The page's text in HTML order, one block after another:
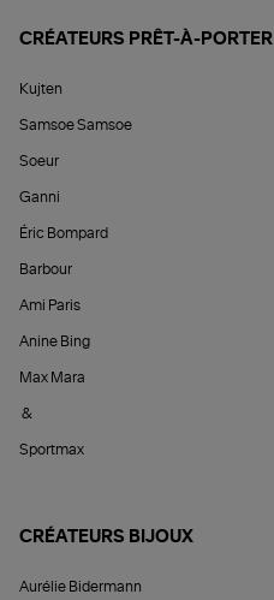
CRÉATEURS PRÊT-À-PORTER
Kujten
Samsoe Samsoe
Soeur
Ganni
Éric Bompard
Barbour
Ami Paris
Anine Bing
Max Mara
&
Sportmax
CRÉATEURS BIJOUX
Aurélie Bidermann